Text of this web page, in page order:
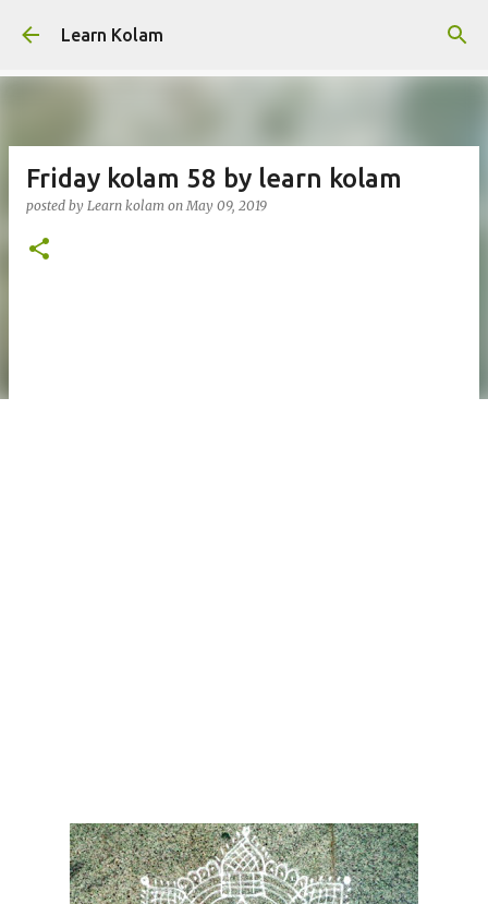
Learn Kolam
Friday kolam 58 by learn kolam
posted by Learn kolam onMay 09, 2019